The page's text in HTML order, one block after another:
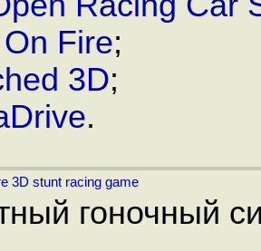
Fire;
3D;
.
3D stunt racing game
гоночный